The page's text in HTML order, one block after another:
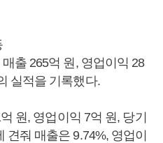
출 265억 원, 영업이익 28
실적을 기록했다.
원, 영업이익 7억 원, 당기
견줘 매출은 9.74%, 영업이